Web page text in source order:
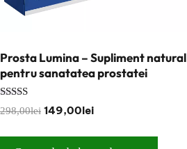
Prosta Lumina – Supliment natural
pentru sanatatea prostatei
Rated
5.00
298,00lei Original
149,00leiCurrent